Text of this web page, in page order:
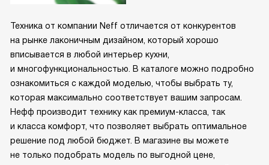
Техника от компании Neff отличается от конкурентов
на рынке лаконичным дизайном, который хорошо
вписывается в любой интерьер кухни,
и многофункциональностью. В каталоге можно подробно
ознакомиться с каждой моделью, чтобы выбрать ту,
которая максимально соответствует вашим запросам.
Нефф производит технику как премиум-класса, так
и класса комфорт, что позволяет выбрать оптимальное
решение под любой бюджет. В магазине вы можете
не только подобрать модель по выгодной цене,